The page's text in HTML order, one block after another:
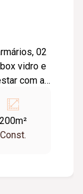
02
vidro e
com ar
carros.
200m²
Const.